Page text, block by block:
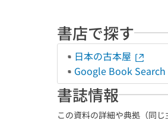
書店で探す
日本の古本屋
Google Book Search
書誌情報
この資料の詳細や典拠（同